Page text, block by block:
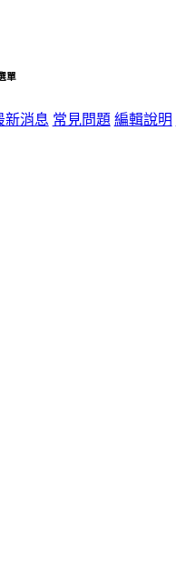
單
新消息 常見問題 編輯說明